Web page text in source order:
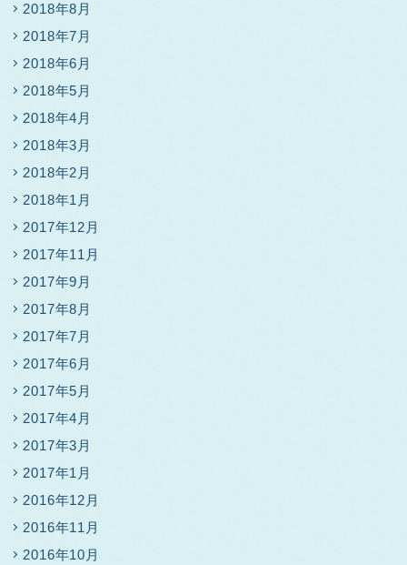
2018年8月
2018年7月
2018年6月
2018年5月
2018年4月
2018年3月
2018年2月
2018年1月
2017年12月
2017年11月
2017年9月
2017年8月
2017年7月
2017年6月
2017年5月
2017年4月
2017年3月
2017年1月
2016年12月
2016年11月
2016年10月